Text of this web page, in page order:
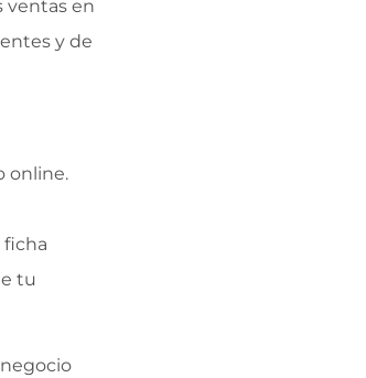
ventas en
y de
online.
ficha
tu